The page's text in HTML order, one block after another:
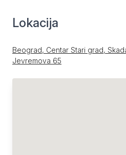
Lokacija
Beograd, Centar Stari grad,
Jevremova 65